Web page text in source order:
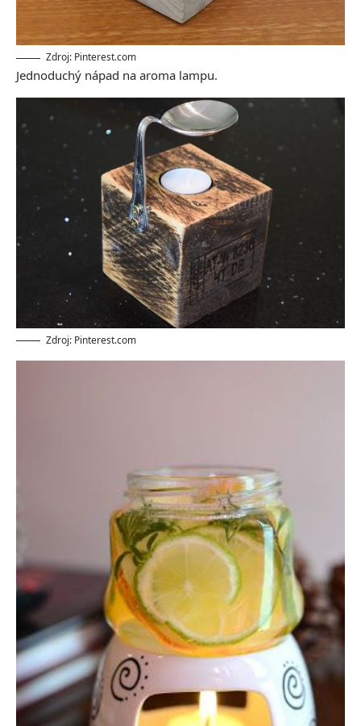
Zdroj: Pinterest.com
Jednoduchý nápad na aroma lampu.
Zdroj: Pinterest.com